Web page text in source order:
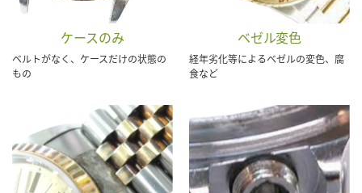
ケースのみ
ベルトがなく、ケースだけの状態の
もの
ベゼル変色
経年劣化等によるベゼルの変色、腐
食など